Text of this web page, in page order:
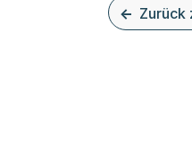
Zurück